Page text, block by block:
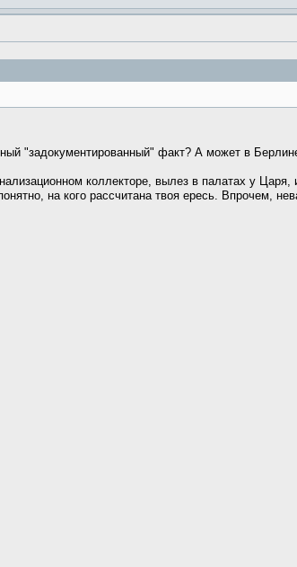
"задокументированный" факт? А может в
коллекторе, вылез в палатах у
на кого рассчитана твоя ересь. Впрочем,